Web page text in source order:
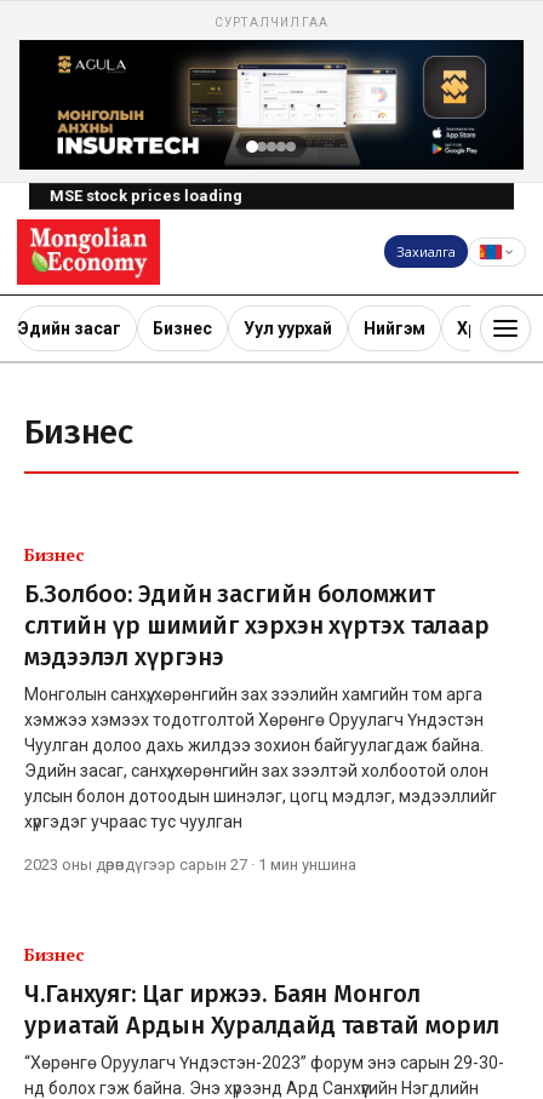
СУРТАЛЧИЛГАА
MSE stock prices loading
Захиалга
Эдийн засаг Бизнес Уул уурхай Нийгэм Хөрөнгө
Бизнес
Бизнес
Б.Золбоо: Эдийн засгийн боломжит
өсөлтийн үр шимийг хэрхэн хүртэх талаар
мэдээлэл хүргэнэ
Монголын санхүү, хөрөнгийн зах зээлийн хамгийн том арга
хэмжээ хэмээх тодотголтой Хөрөнгө Оруулагч Үндэстэн
Чуулган долоо дахь жилдээ зохион байгуулагдаж байна.
Эдийн засаг, санхүү, хөрөнгийн зах зээлтэй холбоотой олон
улсын болон дотоодын шинэлэг, цогц мэдлэг, мэдээллийг
хүргэдэг учраас тус чуулган
2023 оны дөрөвдүгээр сарын 27 · 1 мин уншина
Бизнес
Ч.Ганхуяг: Цаг иржээ. Баян Монгол
уриатай Ардын Хуралдайд тавтай морил
“Хөрөнгө Оруулагч Үндэстэн-2023” форум энэ сарын 29-30-
нд болох гэж байна. Энэ хүрээнд Ард Санхүүгийн Нэгдлийн